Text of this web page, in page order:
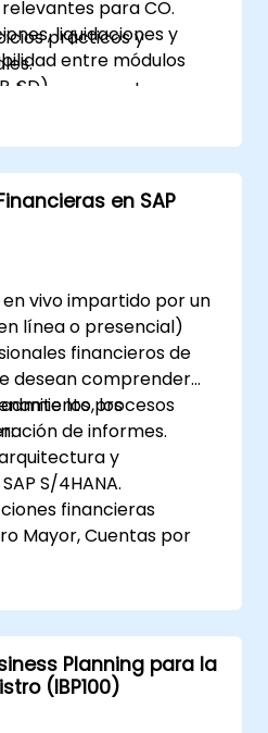
para CO.
liquidaciones y
entre módulos
SD).
mediante informes
prácticos y
un caso real en un
SAP en vivo
en SAP
vivo impartido por un
línea o presencial)
financieros de
desean comprender
los procesos
de informes.
los
y
S/4HANA.
financieras
Mayor, Cuentas por
de costo, centros
internas.
integrados de
en SAP S/4HANA.
básicas,
la generación
Planning para la
(IBP100)